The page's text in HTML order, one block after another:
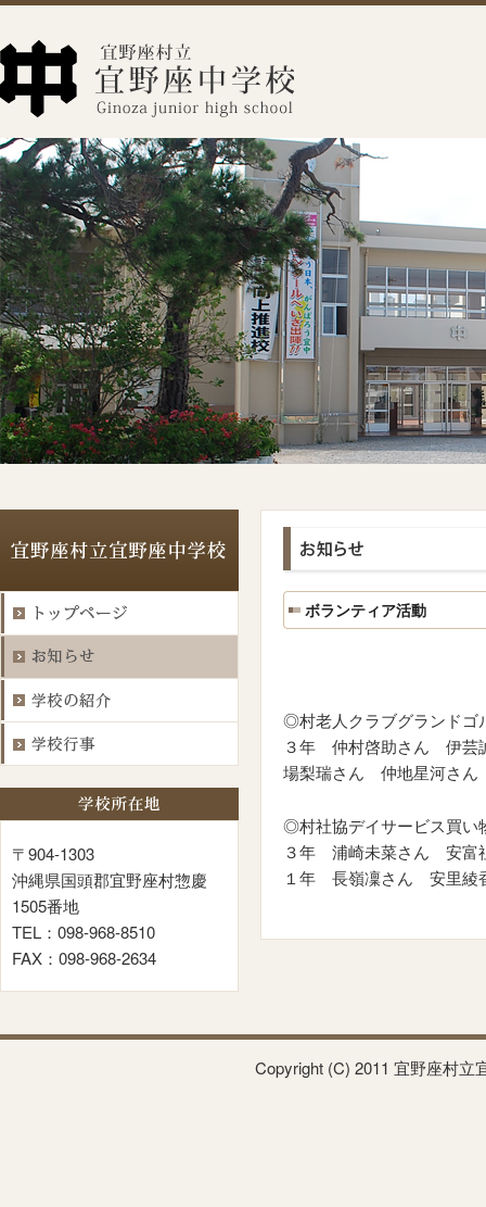
〒904-1303
沖縄県国頭郡宜野座村惣慶
1505番地
TEL：098-968-8510
FAX：098-968-2634
ボランティア活動
◎村老人クラブグランドゴ
３年 仲村啓助さん 伊芸
場梨瑞さん 仲地星河さ
◎村社協デイサービス買い
３年 浦崎未菜さん 安富
１年 長嶺凜さん 安里綾
Copyright (C) 2011 宜野座村立